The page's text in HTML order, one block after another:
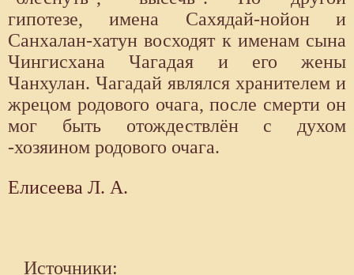
гипотезе, имена Сахядай-нойон и
Санхалан-хатун восходят к именам сына
Чингисхана Чагадая и его жены
Чанхулан. Чагадай являлся хранителем и
жрецом родового очага, после смерти он
мог быть отождествлён с духом
-хозяином родового очага.
Елисеева Л. А.
Источники: